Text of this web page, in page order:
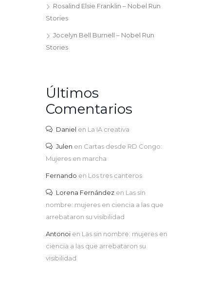
Rosalind Elsie Franklin – Nobel Run
Stories
Jocelyn Bell Burnell – Nobel Run
Stories
Últimos
Comentarios
Daniel en La IA creativa
Julen en Cartas desde RD Congo:
Mujeres en marcha
Fernando en Los tres canteros
Lorena Fernández en Las sin
nombre: mujeres en ciencia a las que
arrebataron su visibilidad
Antonoi en Las sin nombre: mujeres en
ciencia a las que arrebataron su
visibilidad